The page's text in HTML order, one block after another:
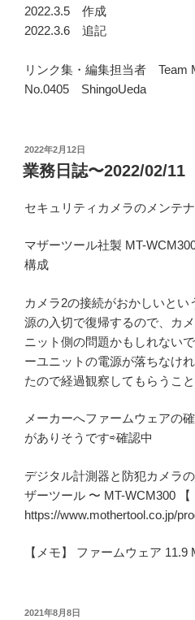
2022.3.5 作成
2022.3.6 追記
リンク集・編集担当者 Team
No.0405 ShingoUeda
投
稿
日:
2022年2月12日
業務日誌〜2022/02/11
セキュリティカメラのメンテ
マザーツール社製 MT-
構成
カメラ2の接続がおかしいと
源の入切で復帰するので、カ
ニット側の問題かもしれない
ーユニットの電源が落ちなけ
たので経過観察してもらうこと
メーカーへファームウェアの
がありそうです⇨確認中
デジタル計測器と防犯カメラ
ザーツール 〜 MT-WCM300 【
https://www.mothertool.co.jp/
【メモ】 ファームウェア 11.9
投
2021年8月8日